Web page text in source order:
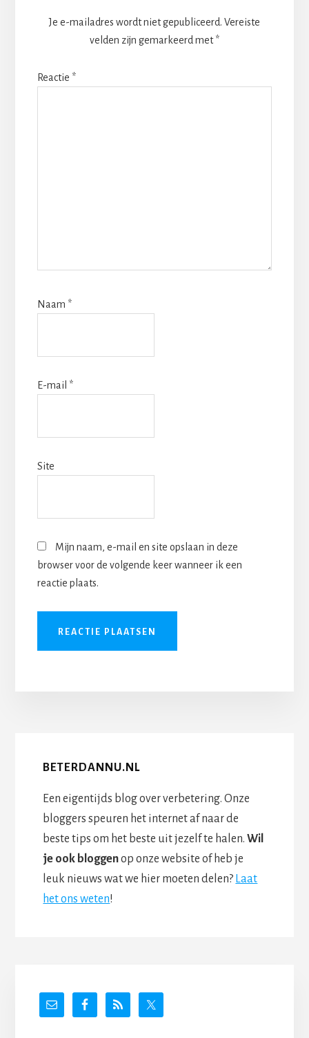
Je e-mailadres wordt niet gepubliceerd. Vereiste
velden zijn gemarkeerd met*
Reactie *
Naam *
E-mail *
Site
Mijn naam, e-mail en site opslaan in deze
browser voor de volgende keer wanneer ik een
reactie plaats.
BETERDANNU.NL
Een eigentijds blog over verbetering. Onze
bloggers speuren het internet af naar de
beste tips om het beste uit jezelf te halen.Wil
je ook bloggenop onze website of heb je
leuk nieuws wat we hier moeten delen? Laat
het ons weten!